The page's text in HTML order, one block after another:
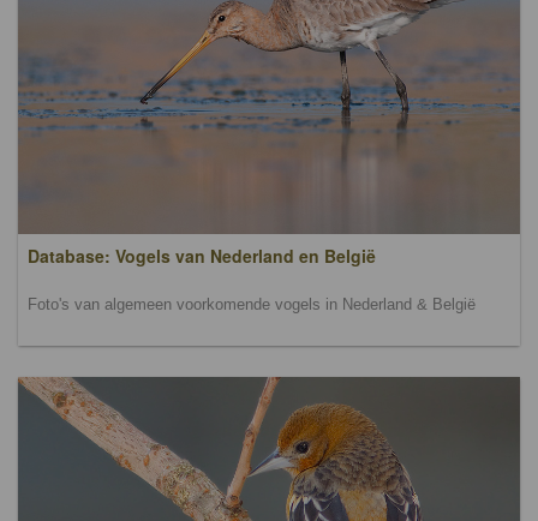
Database: Vogels van Nederland en België
Foto's van algemeen voorkomende vogels in Nederland & België